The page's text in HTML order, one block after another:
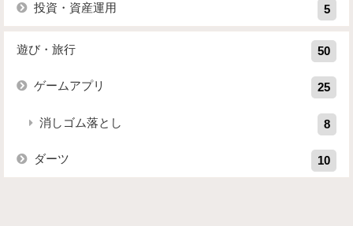
投資・資産運用 5
遊び・旅行 50
ゲームアプリ 25
消しゴム落とし 8
ダーツ 10